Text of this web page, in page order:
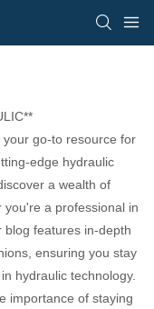
your go-to resource for
edge hydraulic
a wealth of
a professional in
blog features in-depth
ensuring you stay
hydraulic technology.
importance of staying